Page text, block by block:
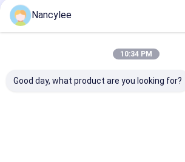
heldere vloeistof
Nancylee
10:34 PM
Good day, what product are you looking for?